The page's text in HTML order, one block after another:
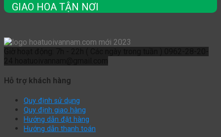
GIAO HOA TẬN NƠI
Hỗ trợ khách hàng
Quy định sử dụng
Quy định giao hàng
Hướng dẫn đặt hàng
Hướng dẫn thanh toán